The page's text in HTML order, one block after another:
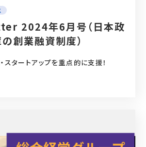
2024年6月号（日本政
創業融資制度）
スタートアップを重点的に支援！